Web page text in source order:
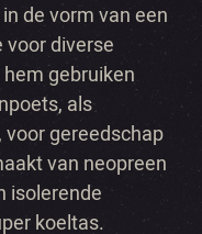
de vorm van een
voor diverse
gebruiken
als
gereedschap
van neopreen
isolerende
koeltas.